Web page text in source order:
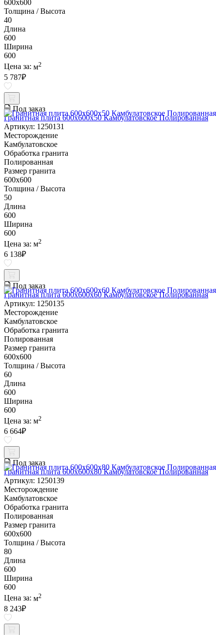
600х600
Толщина / Высота
40
Длина
600
Ширина
600
Цена за: м2
5 787₽
Под заказ
Гранитная плита 600х600x50 Камбулатовское Полированная
Артикул: 1250131
Месторождение
Камбулатовское
Обработка гранита
Полированная
Размер гранита
600х600
Толщина / Высота
50
Длина
600
Ширина
600
Цена за: м2
6 138₽
Под заказ
Гранитная плита 600х600x60 Камбулатовское Полированная
Артикул: 1250135
Месторождение
Камбулатовское
Обработка гранита
Полированная
Размер гранита
600х600
Толщина / Высота
60
Длина
600
Ширина
600
Цена за: м2
6 664₽
Под заказ
Гранитная плита 600х600x80 Камбулатовское Полированная
Артикул: 1250139
Месторождение
Камбулатовское
Обработка гранита
Полированная
Размер гранита
600х600
Толщина / Высота
80
Длина
600
Ширина
600
Цена за: м2
8 243₽